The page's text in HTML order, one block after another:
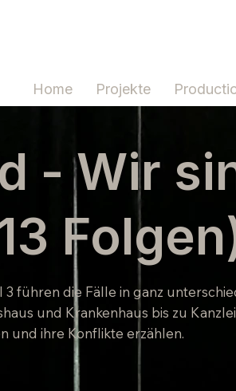
Home Projekte
- Wir
3 führen die Fälle in ganz
und Krankenhaus bis zu
und ihre Konflikte erzählen.